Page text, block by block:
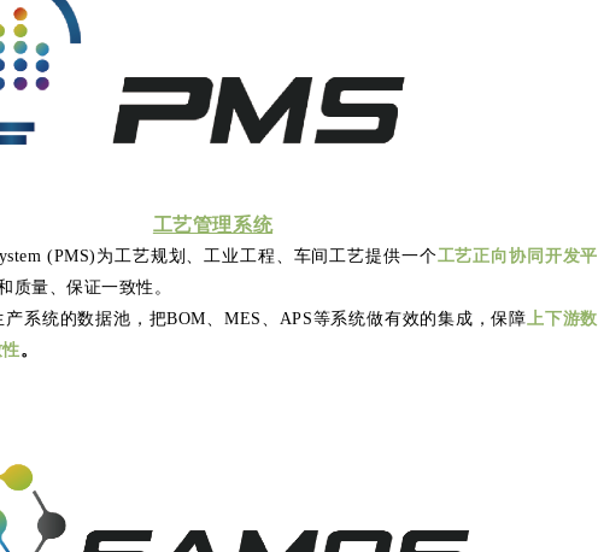
工艺管理系统
(PMS)为工艺规划、工业工程、车间工艺提供一个工艺正向协同开发平
质量、保证一致性。
系统的数据池，把BOM、MES、APS等系统做有效的集成，保障 上下游数
。